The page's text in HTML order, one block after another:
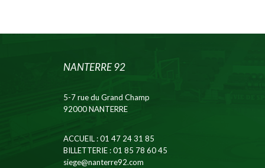
NANTERRE 92
5-7 rue du Grand Champ
92000 NANTERRE
ACCUEIL: 01 47 24 31 85
BILLETTERIE: 01 85 78 60 45
siege@nanterre92.com